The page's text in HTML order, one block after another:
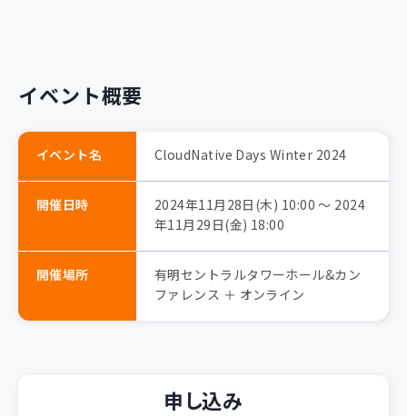
イベント概要
イベント名 CloudNative Days Winter 2024
開催日時
2024年11月28日(木) 10:00 〜 2024
年11月29日(金) 18:00
開催場所
有明セントラルタワーホール&カン
ファレンス ＋ オンライン
申し込み